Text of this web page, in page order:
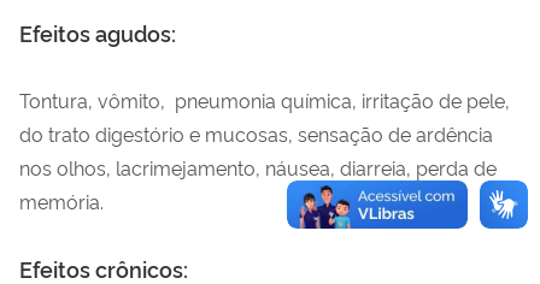
Efeitos agudos:
Tontura, vômito, pneumonia química, irritação de pele,
do trato digestório e mucosas, sensação de ardência
nos olhos, lacrimejamento, náusea, diarreia, perda de
memória.
Efeitos crônicos: